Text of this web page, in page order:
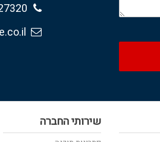
שירותי החברה